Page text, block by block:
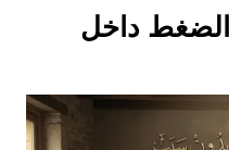
داخل